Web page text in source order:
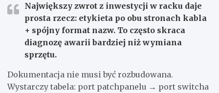
Największy zwrot z inwestycji w racku daje
prosta rzecz: etykieta po obu stronach kabla
+ spójny format nazw. To często skraca
diagnozę awarii bardziej niż wymiana
sprzętu.
Dokumentacja nie musi być rozbudowana.
Wystarczy tabela: port patchpanelu → port switcha